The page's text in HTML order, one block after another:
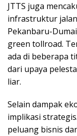
JTTS juga
infrastruktur
Pekanbaru-
green tollroad.
ada di beberapa
dari upaya
liar.
Selain dampak
implikasi
peluang bisnis